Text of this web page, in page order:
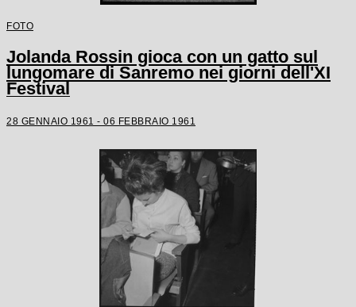
FOTO
Jolanda Rossin gioca con un gatto sul
lungomare di Sanremo nei giorni dell'XI
Festival
28 GENNAIO 1961 - 06 FEBBRAIO 1961